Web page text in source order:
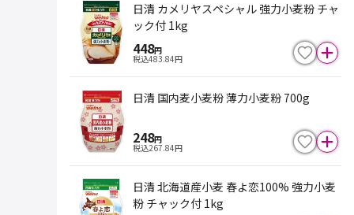
日清 カメリヤスペシャル 強力小麦粉 チャ
ック付 1kg
448円
税込483.84円
日清 国内麦小麦粉 薄力小麦粉 700g
248円
税込267.84円
日清 北海道産小麦 春よ恋100% 強力小麦
粉 チャック付 1kg